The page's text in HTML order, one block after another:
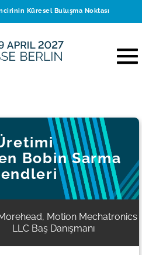
Küresel Buluşma Noktası
Bobin Sarma
Motion Mechatronics
LLC Baş Danışmanı